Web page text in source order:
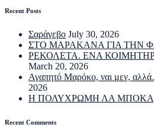
Recent Posts
Σαράγεβο July 30, 2026
ΣΤΟ ΜΑΡΑΚΑΝΑ ΓΙΑ ΤΗΝ
ΡΕΚΟΛΕΤΑ. ΕΝΑ
March 20, 2026
Αγαπητό Μαρόκο, ναι μεν,
2026
Η ΠΟΛΥΧΡΩΜΗ ΛΑ ΜΠΟΚΑ
Recent Comments